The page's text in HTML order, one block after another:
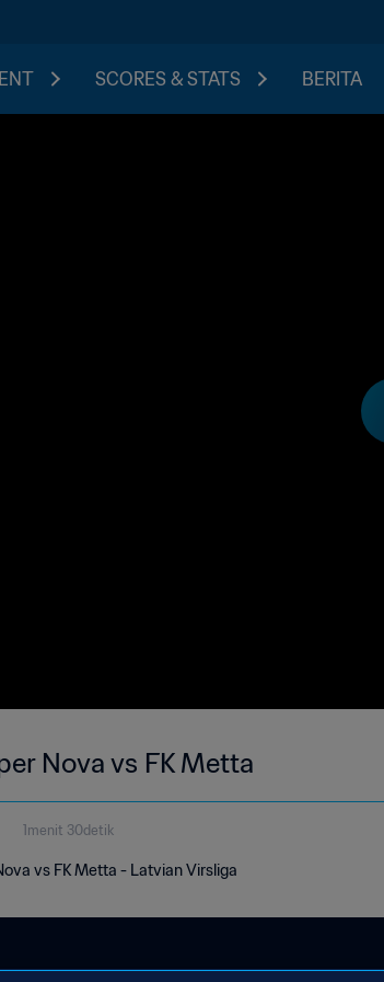
SCORES & STATS BERITA
Nova vs FK Metta
1menit 30detik
vs FK Metta - Latvian Virsliga